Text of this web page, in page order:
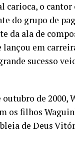
carioca, o
do grupo de
da ala de
em
sucesso
de 2000,
os filhos
de Deus